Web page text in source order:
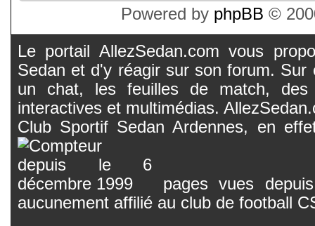
Powered by phpBB ©
Le portail AllezSedan.com vous
Sedan et d'y réagir sur son forum.
un chat, les feuilles de match, des
interactives et multimédias.
Club Sportif Sedan Ardennes, en
pages vues
aucunement affilié au club de football